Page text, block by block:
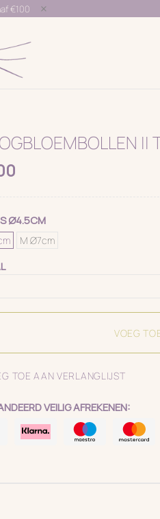
€100
||
S Ø4.5CM
M Ø7cm
VOEG
TOE AAN VERLANGLIJST
VEILIG AFREKENEN: